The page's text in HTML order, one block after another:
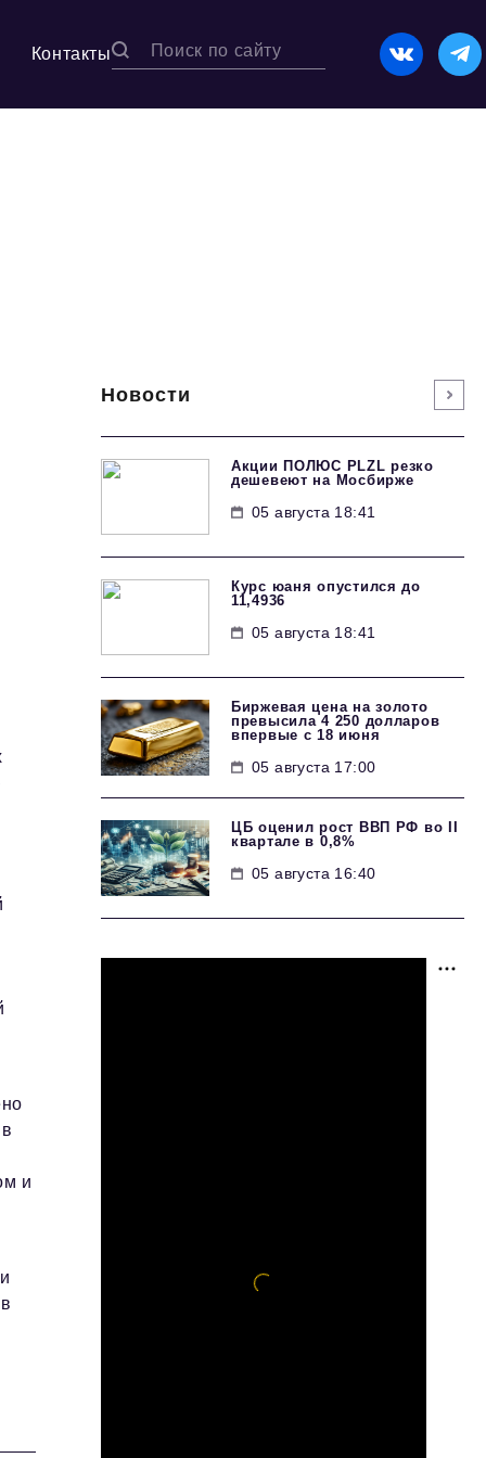
Контакты
и
Новости
Акции ПОЛЮС PLZL резко
дешевеют на Мосбирже
05 августа 18:41
Курс юаня опустился до
11,4936
05 августа 18:41
Биржевая цена на золото
превысила 4 250 долларов
впервые с 18 июня
05 августа 17:00
ЦБ оценил рост ВВП РФ во II
квартале в 0,8%
05 августа 16:40